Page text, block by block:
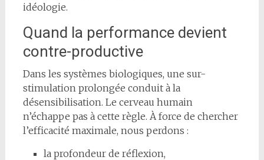
idéologie.
Quand la performance devient
contre-productive
Dans les systèmes biologiques, une sur-
stimulation prolongée conduit à la
désensibilisation. Le cerveau humain
n’échappe pas à cette règle. À force de chercher
l’efficacité maximale, nous perdons :
la profondeur de réflexion,